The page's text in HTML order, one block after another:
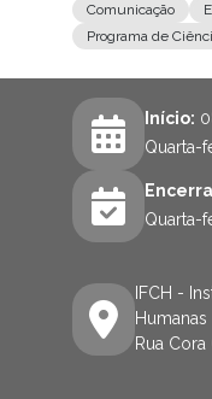
Comunicação
Programa de
Início:
Quarta-
Quarta-
IFCH -
Humanas
Rua